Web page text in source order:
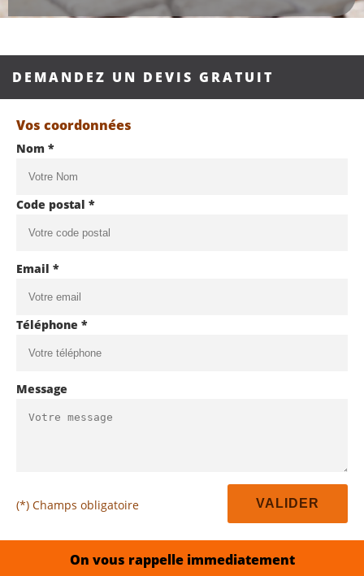
DEMANDEZ UN DEVIS GRATUIT
Vos coordonnées
Nom *
Code postal *
Email *
Téléphone *
Message
(*) Champs obligatoire
On vous rappelle immediatement